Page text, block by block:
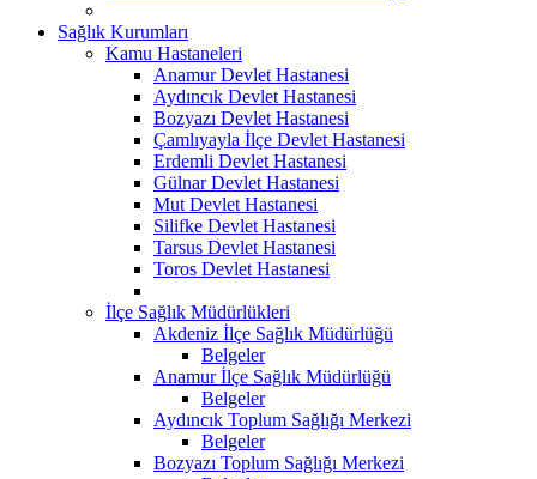
Sağlık Kurumları
Kamu Hastaneleri
Anamur Devlet Hastanesi
Aydıncık Devlet Hastanesi
Bozyazı Devlet Hastanesi
Çamlıyayla İlçe Devlet Hastanesi
Erdemli Devlet Hastanesi
Gülnar Devlet Hastanesi
Mut Devlet Hastanesi
Silifke Devlet Hastanesi
Tarsus Devlet Hastanesi
Toros Devlet Hastanesi
İlçe Sağlık Müdürlükleri
Akdeniz İlçe Sağlık Müdürlüğü
Belgeler
Anamur İlçe Sağlık Müdürlüğü
Belgeler
Aydıncık Toplum Sağlığı Merkezi
Belgeler
Bozyazı Toplum Sağlığı Merkezi